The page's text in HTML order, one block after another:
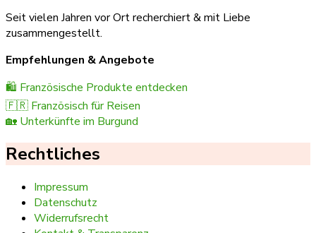
Seit vielen Jahren vor Ort recherchiert & mit Liebe
zusammengestellt.
Empfehlungen & Angebote
🛍️ Französische Produkte entdecken
🇫🇷 Französisch für Reisen
🏡 Unterkünfte im Burgund
Rechtliches
Impressum
Datenschutz
Widerrufsrecht